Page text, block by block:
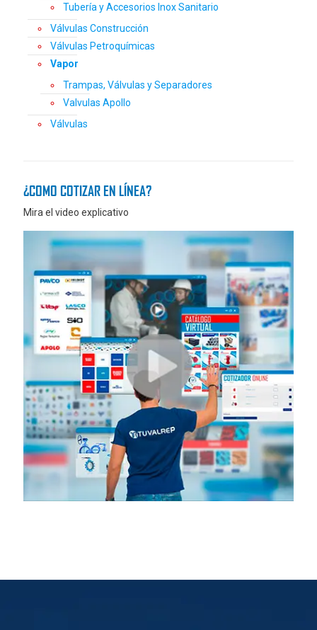
Tubería y Accesorios Inox Sanitario
Válvulas Construcción
Válvulas Petroquímicas
Vapor
Trampas, Válvulas y Separadores
Valvulas Apollo
Válvulas
¿COMO COTIZAR EN LÍNEA?
Mira el video explicativo